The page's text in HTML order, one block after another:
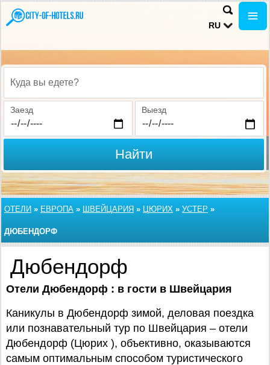
RU
Куда вы едете?
Заезд Выезд
Найти
ОТЕЛИ » ЕВРОПА » ШВЕЙЦАРИЯ » ЦЮРИХ » УСТЕР »
ДЮБЕНДОРФ
Дюбендорф
Отели Дюбендорф : в гости в Швейцария
Каникулы в Дюбендорф зимой, деловая поездка
или познавательный тур по Швейцария – отели
Дюбендорф (Цюрих ), объективно, оказываются
самым оптимальным способом туристического